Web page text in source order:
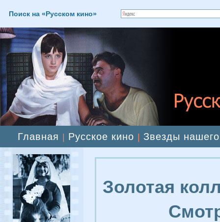
Поиск на «Русском кино»
Главная Русское кино Звезды
Золотая